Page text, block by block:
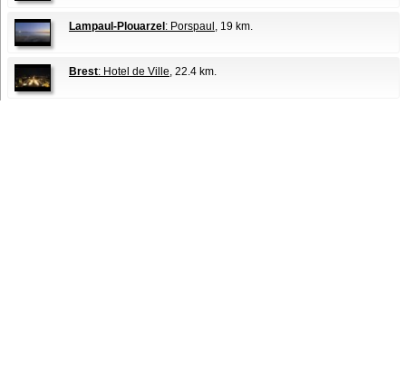
Lampaul-Plouarzel : Porspaul , 19 km.
Brest: Hotel de Ville, 22.4 km.